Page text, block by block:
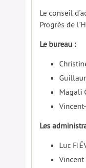
Le conseil
Progrès de
Le bureau :
Magali
Les
Luc
Vincent